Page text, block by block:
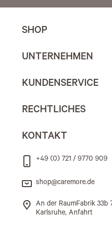
SHOP
UNTERNEHMEN
KUNDENSERVICE
RECHTLICHES
KONTAKT
+49 (0) 721 / 9770 909
shop@caremore.de
An der RaumFabrik 33b
Karlsruhe, Anfahrt